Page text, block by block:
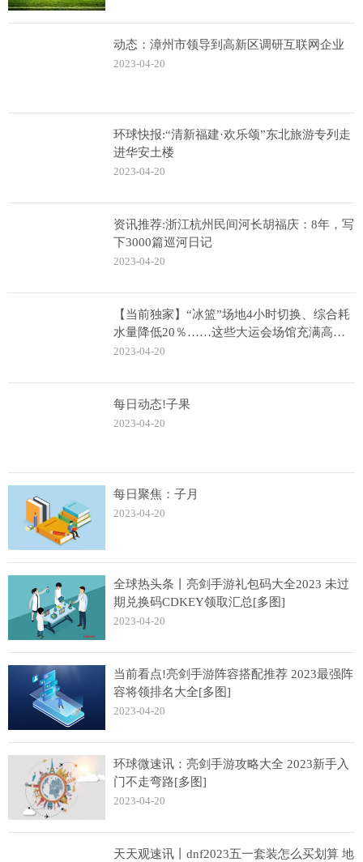
动态：漳州市领导到高新区调研互联网企业
2023-04-20
环球快报:“清新福建·欢乐颂”东北旅游专列走
进华安土楼
2023-04-20
资讯推荐:浙江杭州民间河长胡福庆：8年，写
下3000篇巡河日记
2023-04-20
【当前独家】“冰篮”场地4小时切换、综合耗
水量降低20％……这些大运会场馆充满高科
技
2023-04-20
每日动态!子果
2023-04-20
每日聚焦：子月
2023-04-20
全球热头条丨亮剑手游礼包码大全2023 未过
期兑换码CDKEY领取汇总[多图]
2023-04-20
当前看点!亮剑手游阵容搭配推荐 2023最强阵
容将领排名大全[多图]
2023-04-20
环球微速讯：亮剑手游攻略大全 2023新手入
门不走弯路[多图]
2023-04-20
天天观速讯丨dnf2023五一套装怎么买划算 地